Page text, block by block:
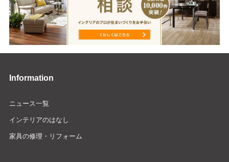
Information
ニュース一覧
インテリアのはなし
家具の修理・リフォーム